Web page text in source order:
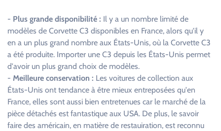
- Plus grande disponibilité : Il y a un nombre limité de
modèles de Corvette C3 disponibles en France, alors qu'il y
en a un plus grand nombre aux États-Unis, où la Corvette C3
a été produite. Importer une C3 depuis les États-Unis permet
d'avoir un plus grand choix de modèles.
- Meilleure conservation : Les voitures de collection aux
États-Unis ont tendance à être mieux entreposées qu'en
France, elles sont aussi bien entretenues car le marché de la
pièce détachés est fantastique aux USA. De plus, le savoir
faire des américain, en matière de restauiration, est reconnu